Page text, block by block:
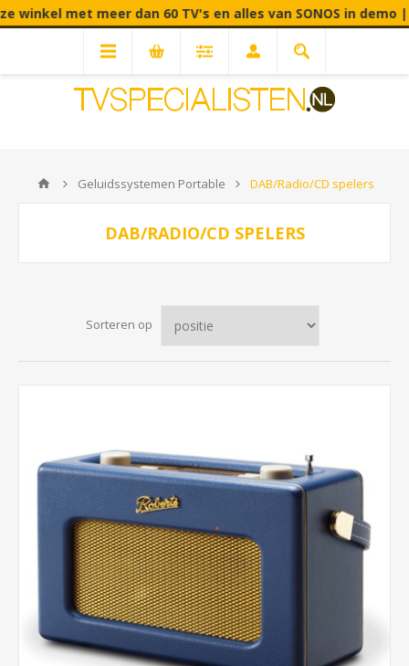
meer dan 60 TV's en alles van SONOS in demo |
Geluidssystemen Portable DAB/Radio/CD spelers
DAB/RADIO/CD SPELERS
Sorteren op